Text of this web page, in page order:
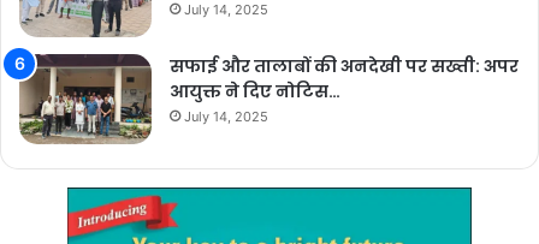
July 14, 2025
सफाई और तालाबों की अनदेखी पर सख्ती: अपर
आयुक्त ने दिए नोटिस…
July 14, 2025